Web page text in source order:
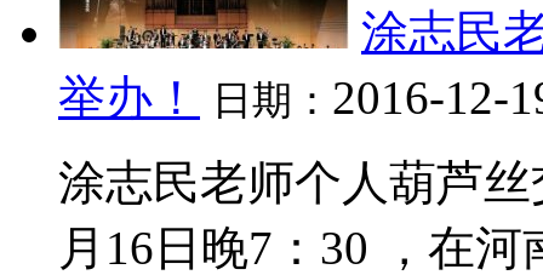
涂志民
举办！
日期： 2016-12-
涂志民老师个人葫芦
月16日晚7：30 ，在